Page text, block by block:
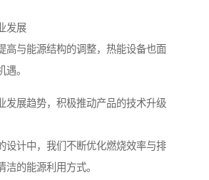
发展
高与能源结构的调整，热能设备也面
遇。
发展趋势，积极推动产品的技术升级
设计中，我们不断优化燃烧效率与排
洁的能源利用方式。